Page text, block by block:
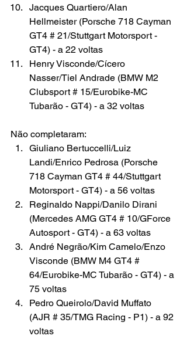
Jacques Quartiero/Alan
Hellmeister (Porsche 718 Cayman
GT4 # 21/Stuttgart Motorsport -
GT4) - a 22 voltas
Henry Visconde/Cícero
Nasser/Tiel Andrade (BMW M2
Clubsport # 15/Eurobike-MC
Tubarão - GT4) - a 32 voltas
Não completaram:
Giuliano Bertuccelli/Luiz
Landi/Enrico Pedrosa (Porsche
718 Cayman GT4 # 44/Stuttgart
Motorsport - GT4) - a 56 voltas
Reginaldo Nappi/Danilo Dirani
(Mercedes AMG GT4 # 10/GForce
Autosport - GT4) - a 63 voltas
André Negrão/Kim Camelo/Enzo
Visconde (BMW M4 GT4 #
64/Eurobike-MC Tubarão - GT4) - a
75 voltas
Pedro Queirolo/David Muffato
(AJR # 35/TMG Racing - P1) - a 92
voltas